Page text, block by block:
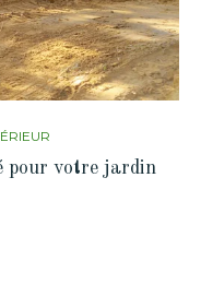
pour votre jardin